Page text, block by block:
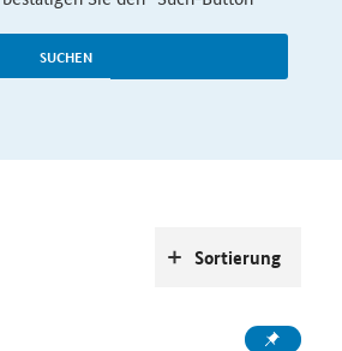
SUCHEN
Sortierung